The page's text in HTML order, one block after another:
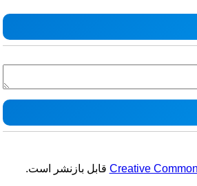
Creative قابل بازنشر است.